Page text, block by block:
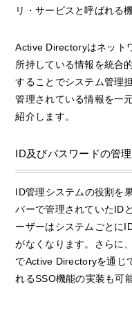
リ・サービスと呼ばれる
Active Directoryはネット
所持している情報を統合
することでシステム管理
管理されている情報を一
紹介します。
ID及びパスワードの管理
ID管理システムの役割を
バーで管理されていたID
ーザーはシステムごとに
がなくなります。さらに
でActive Directoryを通じ
れるSSO機能の実装も可